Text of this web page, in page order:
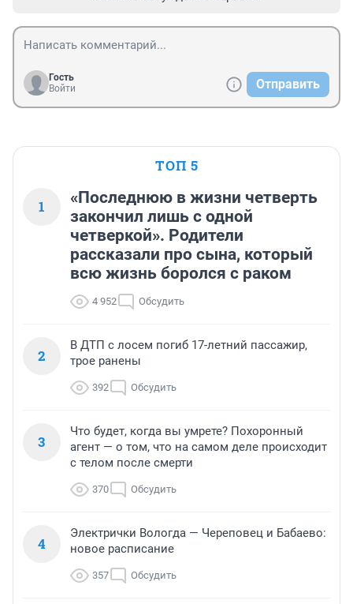
Гость
Войти
Отправить
ТОП 5
1
«Последнюю в жизни четверть
закончил лишь с одной
четверкой». Родители
рассказали про сына, который
всю жизнь боролся с раком
4 952 Обсудить
2
В ДТП с лосем погиб 17-летний пассажир,
трое ранены
392 Обсудить
3
Что будет, когда вы умрете? Похоронный
агент — о том, что на самом деле происходит
с телом после смерти
370 Обсудить
4
Электрички Вологда — Череповец и Бабаево:
новое расписание
357 Обсудить